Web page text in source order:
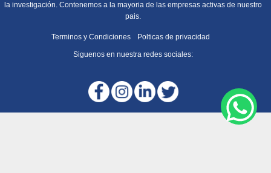
la investigación. Contenemos a la mayoria de las empresas activas de nuestro
pais.
Terminos y Condiciones Polticas de privacidad
Siguenos en nuestra redes sociales: